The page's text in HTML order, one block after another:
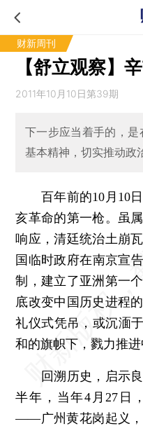
财新周刊
【舒立观察】
2011年10月10日第39期
下一步应当着手的，
基本精神，切实推动政
百年前的10月10日
亥革命的第一枪。虽
响应，清廷统治土崩
国临时政府在南京宣
制，建立了亚洲第一
底改变中国历史进程
礼仪式凭吊，或沉湎
和的旗帜下，戮力推进
回溯历史，启示良
半年，当年4月27日
——广州黄花岗起义，